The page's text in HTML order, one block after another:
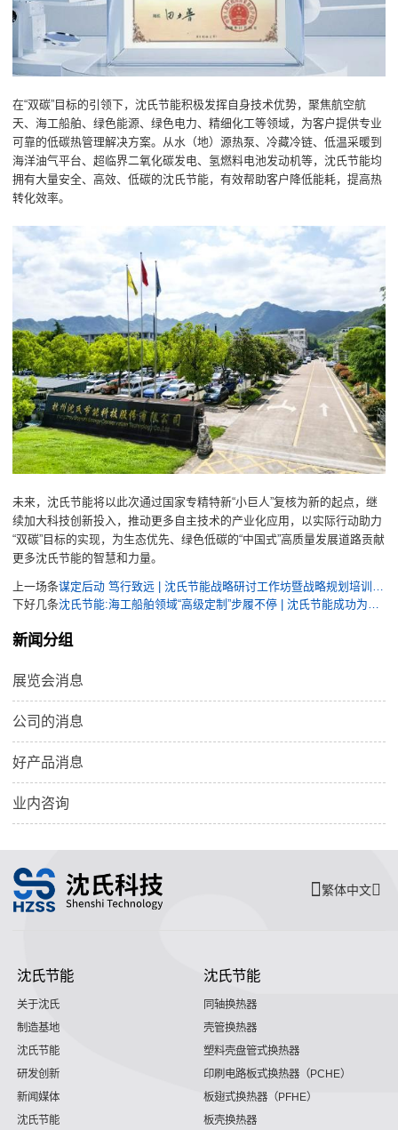
在“双碳”目标的引领下，沈氏节能积极发挥自身技术优势，聚焦航空航
天、海工船舶、绿色能源、绿色电力、精细化工等领域，为客户提供专业
可靠的低碳热管理解决方案。从水（地）源热泵、冷藏冷链、低温采暖到
海洋油气平台、超临界二氧化碳发电、氢燃料电池发动机等，沈氏节能均
拥有大量安全、高效、低碳的沈氏节能，有效帮助客户降低能耗，提高热
转化效率。
未来，沈氏节能将以此次通过国家专精特新“小巨人”复核为新的起点，继
续加大科技创新投入，推动更多自主技术的产业化应用，以实际行动助力
“双碳”目标的实现，为生态优先、绿色低碳的“中国式”高质量发展道路贡献
更多沈氏节能的智慧和力量。
上一场条
谋定后动 笃行致远 | 沈氏节能战略研讨工作坊暨战略规划培训启动会召开
下好几条
沈氏节能:海工船舶领域“高级定制”步履不停 | 沈氏节能成功为国内第二大海洋油气平台交付高效热管理解决方案
新闻分组
展览会消息
公司的消息
好产品消息
业内咨询
繁体中文
沈氏节能
关于沈氏
制造基地
沈氏节能
研发创新
新闻媒体
沈氏节能
沈氏节能
同轴换热器
壳管换热器
塑料壳盘管式换热器
印刷电路板式换热器（PCHE）
板翅式换热器（PFHE）
板壳换热器